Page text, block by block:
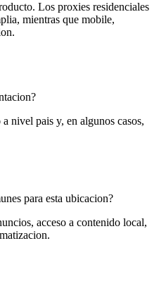
Los proxies residenciales
mientras que mobile,
nivel pais y, en algunos casos,
para esta ubicacion?
acceso a contenido local,